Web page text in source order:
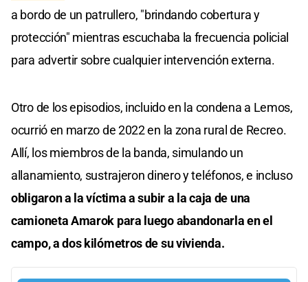
a bordo de un patrullero, "brindando cobertura y
protección" mientras escuchaba la frecuencia policial
para advertir sobre cualquier intervención externa.
Otro de los episodios, incluido en la condena a Lemos,
ocurrió en marzo de 2022 en la zona rural de Recreo.
Allí, los miembros de la banda, simulando un
allanamiento, sustrajeron dinero y teléfonos, e incluso
obligaron a la víctima a subir a la caja de una
camioneta Amarok para luego abandonarla en el
campo, a dos kilómetros de su vivienda.